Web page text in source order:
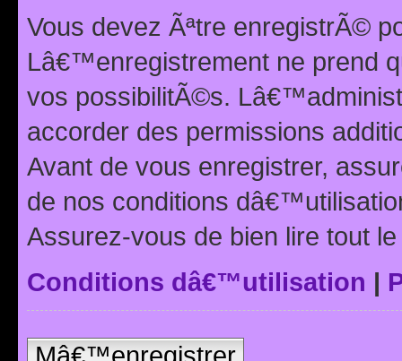
Vous devez Ãªtre enregistrÃ©
Lâ€™enregistrement ne prend
vos possibilitÃ©s.
accorder des permissions
Avant de vous enregistrer,
de nos conditions
Assurez-vous de bien lire tout
Conditions dâ€™utilisation |
Mâ€™enregistrer